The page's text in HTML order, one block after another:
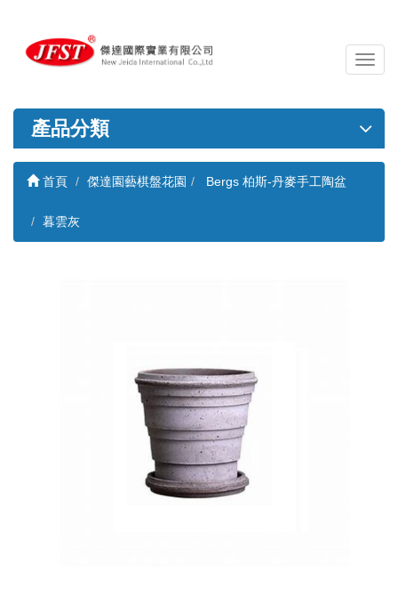
導
覽
關
產品分類
首頁 傑達園藝棋盤花園 Bergs 柏斯-丹麥手工陶盆
暮雲灰